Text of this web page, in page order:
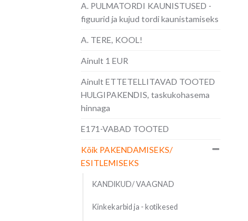
A. PULMATORDI KAUNISTUSED -
figuurid ja kujud tordi kaunistamiseks
A. TERE, KOOL!
Ainult 1 EUR
Ainult ETTETELLITAVAD TOOTED
HULGIPAKENDIS, taskukohasema
hinnaga
E171-VABAD TOOTED
Kõik PAKENDAMISEKS/
ESITLEMISEKS
KANDIKUD/ VAAGNAD
Kinkekarbid ja - kotikesed